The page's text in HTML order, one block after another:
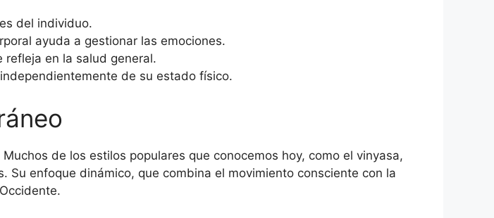
del individuo.
ayuda a gestionar las emociones.
refleja en la salud general.
de su estado físico.
de los estilos populares que conocemos hoy, como el vinyasa,
Su enfoque dinámico, que combina el movimiento consciente con la